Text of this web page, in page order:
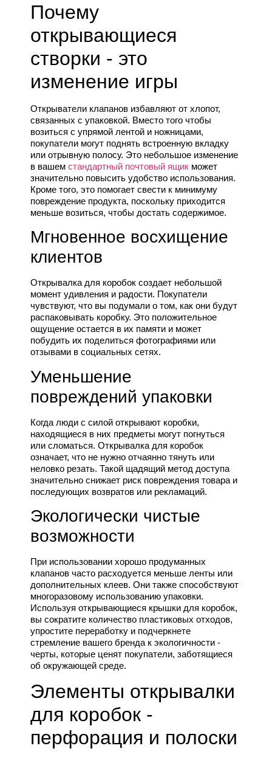
Почему
открывающиеся
створки - это
изменение игры
Открыватели клапанов избавляют от хлопот,
связанных с упаковкой. Вместо того чтобы
возиться с упрямой лентой и ножницами,
покупатели могут поднять встроенную вкладку
или отрывную полосу. Это небольшое изменение
в вашем стандартный почтовый ящик может
значительно повысить удобство использования.
Кроме того, это помогает свести к минимуму
повреждение продукта, поскольку приходится
меньше возиться, чтобы достать содержимое.
Мгновенное восхищение
клиентов
Открывалка для коробок создает небольшой
момент удивления и радости. Покупатели
чувствуют, что вы подумали о том, как они будут
распаковывать коробку. Это положительное
ощущение остается в их памяти и может
побудить их поделиться фотографиями или
отзывами в социальных сетях.
Уменьшение
повреждений упаковки
Когда люди с силой открывают коробки,
находящиеся в них предметы могут погнуться
или сломаться. Открывалка для коробок
означает, что не нужно отчаянно тянуть или
неловко резать. Такой щадящий метод доступа
значительно снижает риск повреждения товара и
последующих возвратов или рекламаций.
Экологически чистые
возможности
При использовании хорошо продуманных
клапанов часто расходуется меньше ленты или
дополнительных клеев. Они также способствуют
многоразовому использованию упаковки.
Используя открывающиеся крышки для коробок,
вы сократите количество пластиковых отходов,
упростите переработку и подчеркнете
стремление вашего бренда к экологичности -
черты, которые ценят покупатели, заботящиеся
об окружающей среде.
Элементы открывалки
для коробок -
перфорация и полоски